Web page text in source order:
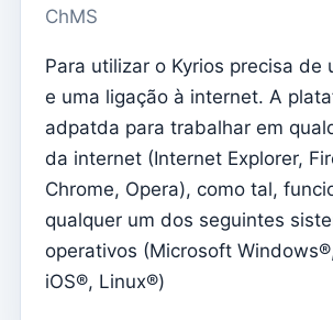
Definições da subscrição
Ficha de Pároco
Alterar senha
Modo escuro
Mudar de idioma
Editar Paróquia
ChMS
Para utilizar o Kyrios precisa de
e uma ligação à internet. A
adpatda para trabalhar em
da internet (Internet Explorer,
Chrome, Opera), como tal,
qualquer um dos seguintes
operativos (Microsoft
iOS®, Linux®)